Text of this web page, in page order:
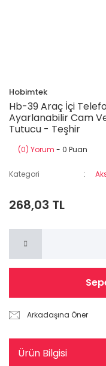
Hobimtek
Hb-39 Araç İçi
Ayarlanabilir Cam
Tutucu - Teşhir
(0) Yorum - 0 Puan
Kategori
268,03 TL
Arkadaşına Öner
Ürün Bilgisi